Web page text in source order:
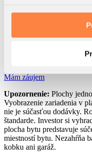
Mám záujem
Upozornenie: Plochy
Vyobrazenie zariadenia v
nie je súčasťou dodávky.
štandarde. Investor si
plocha bytu predstavuje
miestností bytu. Nezahŕňa
kobku ani garáž.